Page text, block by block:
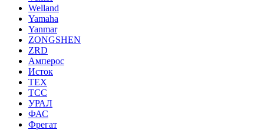
Welland
Yamaha
Yanmar
ZONGSHEN
ZRD
Амперос
Исток
ТЕХ
ТСС
УРАЛ
ФАС
Фрегат